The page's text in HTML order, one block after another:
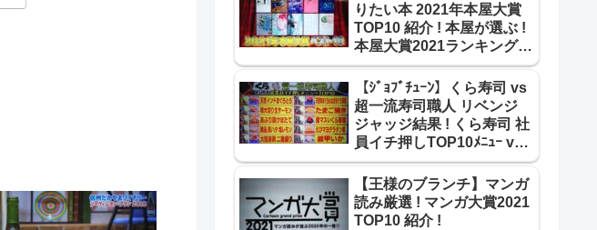
りたい本 2021年本屋大賞
TOP10 紹介 ! 本屋が選ぶ !
本屋大賞2021ランキング
TOP10【王様のブランチ】
【ｼﾞｮﾌﾞﾁｭｰﾝ】くら寿司 vs
超一流寿司職人 リベンジ
ジャッジ結果 ! くら寿司 社
員イチ押しTOP10ﾒﾆｭｰ vs
超一流寿司職人 ﾘﾍﾞﾝｼﾞ結果
【王様のブランチ】マンガ
読み厳選 ! マンガ大賞2021
TOP10 紹介 !